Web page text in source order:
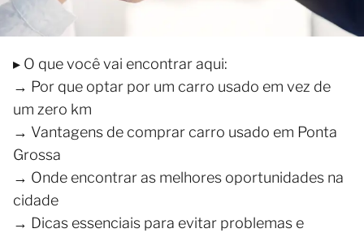
▸ O que você vai encontrar aqui:
→ Por que optar por um carro usado em vez de
um zero km
→ Vantagens de comprar carro usado em Ponta
Grossa
→ Onde encontrar as melhores oportunidades na
cidade
→ Dicas essenciais para evitar problemas e